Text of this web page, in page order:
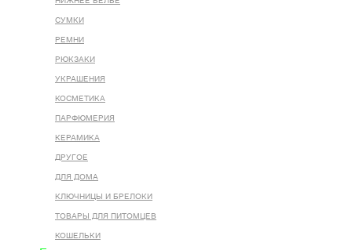
СУМКИ
РЕМНИ
РЮКЗАКИ
УКРАШЕНИЯ
КОСМЕТИКА
ПАРФЮМЕРИЯ
КЕРАМИКА
ДРУГОЕ
ДЛЯ ДОМА
КЛЮЧНИЦЫ И БРЕЛОКИ
ТОВАРЫ ДЛЯ ПИТОМЦЕВ
КОШЕЛЬКИ